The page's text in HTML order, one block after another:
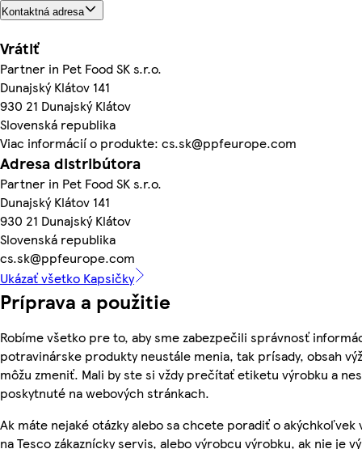
Kontaktná adresa
Vrátiť
Partner in Pet Food SK s.r.o.
Dunajský Klátov 141
930 21 Dunajský Klátov
Slovenská republika
Viac informácií o produkte: cs.sk@ppfeurope.com
Adresa distribútora
Partner in Pet Food SK s.r.o.
Dunajský Klátov 141
930 21 Dunajský Klátov
Slovenská republika
cs.sk@ppfeurope.com
Ukázať všetko Kapsičky
Príprava a použitie
Robíme všetko pre to, aby sme zabezpečili správnosť
potravinárske produkty neustále menia, tak prísady, obsah
môžu zmeniť. Mali by ste si vždy prečítať etiketu výrobku a
poskytnuté na webových stránkach.
Ak máte nejaké otázky alebo sa chcete poradiť o
na Tesco zákaznícky servis, alebo výrobcu výrobku, ak nie je